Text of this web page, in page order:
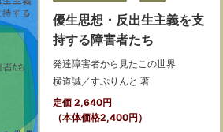
優生思想・反出生主義を支
持する障害者たち
発達障害者から見たこの世界
横道誠／すぷりんと 著
定価 2,640円
（本体価格2,400円）